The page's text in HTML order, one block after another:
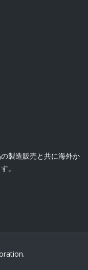
製造販売と共に海外か
。